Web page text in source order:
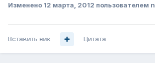
Изменено 12 марта, 2012 пользователем
Вставить ник Цитата